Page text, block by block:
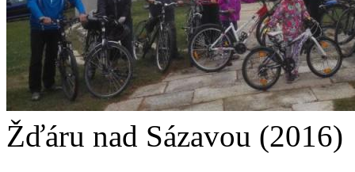
Žďáru nad Sázavou (2016)